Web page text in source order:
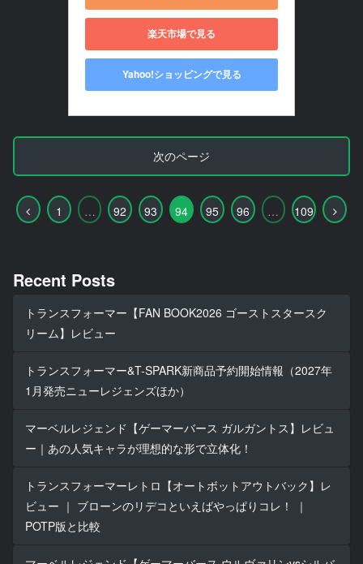
楽天市場で見る
Yahoo!ショッピングで見る
次のページ
前
1 … 92 93 94 95 96 … 109
次
Recent Posts
トランスフォーマー【FAN BOOK2026 ゴーストスタースク
リーム】レビュー
トランスフォーマー&T-SPARK新商品予約開始情報（2027年
1月発売ニューレジェンズほか）
マーベルレジェンド【ゲーマーバース ガルガントス】レビュ
ー｜あの人気キャラが理想的な形で立体化！
トランスフォーマーレトロ【オートボットアウトバック】レ
ビュー ｜ ブローンのリデコといえばやっぱりコレ！ ｜
POTP版と比較